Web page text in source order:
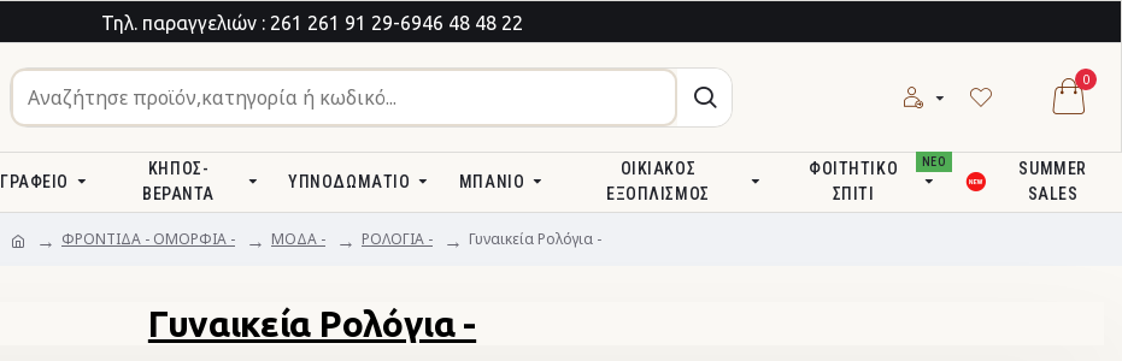
Τηλ. παραγγελιών : 261 261 91 29-6946 48 48 22
0
ΓΡΑΦΕΊΟ
ΚΉΠΟΣ-
ΒΕΡΆΝΤΑ
ΥΠΝΟΔΩΜΆΤΙΟ ΜΠΆΝΙΟ
ΟΙΚΙΑΚΌΣ
ΕΞΟΠΛΙΣΜΌΣ
ΦΟΙΤΗΤΙΚΌ
ΣΠΊΤΙ
ΝΕΟ
SUMMER
SALES
ΦΡΟΝΤΙΔΑ - ΟΜΟΡΦΙΑ - ΜΟΔΑ - ΡΟΛΟΓΙΑ - Γυναικεία Ρολόγια -
Γυναικεία Ρολόγια -